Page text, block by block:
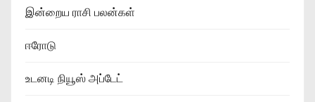
இன்றைய ராசி பலன்கள்
ஈரோடு
உடனடி நியூஸ் அப்டேட்